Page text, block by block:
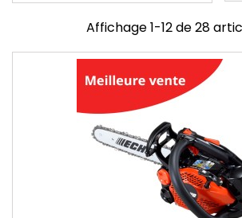
Affichage 1-12 de 28